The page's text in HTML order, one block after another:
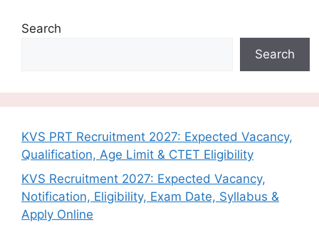
Search
Search
KVS PRT Recruitment 2027: Expected Vacancy,
Qualification, Age Limit & CTET Eligibility
KVS Recruitment 2027: Expected Vacancy,
Notification, Eligibility, Exam Date, Syllabus &
Apply Online